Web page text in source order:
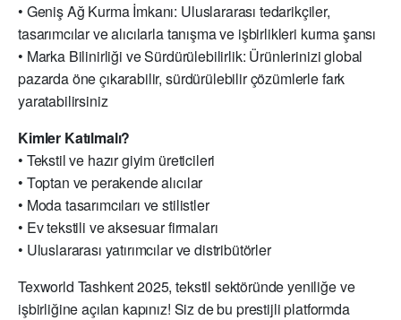
• Geniş Ağ Kurma İmkanı: Uluslararası tedarikçiler,
tasarımcılar ve alıcılarla tanışma ve işbirlikleri kurma şansı
• Marka Bilinirliği ve Sürdürülebilirlik: Ürünlerinizi global
pazarda öne çıkarabilir, sürdürülebilir çözümlerle fark
yaratabilirsiniz
Kimler Katılmalı?
• Tekstil ve hazır giyim üreticileri
• Toptan ve perakende alıcılar
• Moda tasarımcıları ve stilistler
• Ev tekstili ve aksesuar firmaları
• Uluslararası yatırımcılar ve distribütörler
Texworld Tashkent 2025, tekstil sektöründe yeniliğe ve
işbirliğine açılan kapınız! Siz de bu prestijli platformda